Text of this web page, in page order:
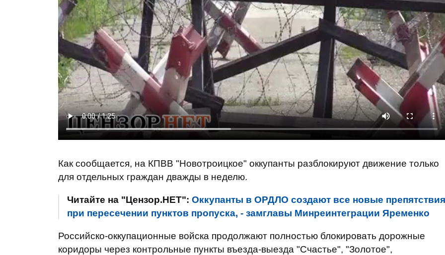
Как сообщается, на КПВВ "Новотроицкое" оккупанты разблокируют движение только
для отдельных граждан дважды в неделю.
Читайте на "Цензор.НЕТ": Оккупанты в ОРДЛО создают все новые препятствия
при пересечении пунктов пропуска, - замглавы Минреинтеграции Яременко
Российско-оккупационные войска продолжают полностью блокировать дорожные
коридоры через контрольные пункты въезда-выезда "Счастье", "Золотое",